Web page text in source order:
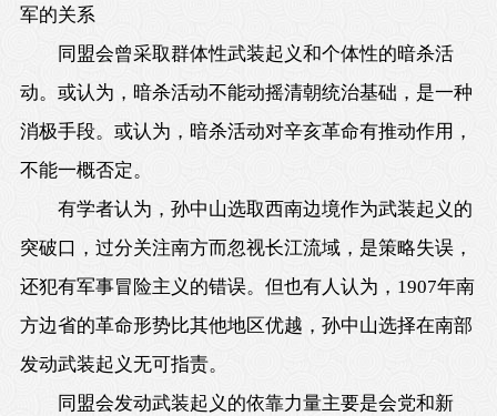
军的关系
同盟会曾采取群体性武装起义和个体性的暗杀活
动。或认为，暗杀活动不能动摇清朝统治基础，是一种
消极手段。或认为，暗杀活动对辛亥革命有推动作用，
不能一概否定。
有学者认为，孙中山选取西南边境作为武装起义的
突破口，过分关注南方而忽视长江流域，是策略失误，
还犯有军事冒险主义的错误。但也有人认为，1907年南
方边省的革命形势比其他地区优越，孙中山选择在南部
发动武装起义无可指责。
同盟会发动武装起义的依靠力量主要是会党和新